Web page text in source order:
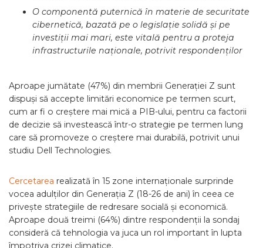
O componentă puternică în materie de securitate
cibernetică, bazată pe o legislație solidă și pe
investiții mai mari, este vitală pentru a proteja
infrastructurile naționale, potrivit respondenților
Aproape jumătate (47%) din membrii Generației Z sunt
dispuși să accepte limitări economice pe termen scurt,
cum ar fi o creștere mai mică a PIB-ului, pentru ca factorii
de decizie să investească într-o strategie pe termen lung
care să promoveze o creștere mai durabilă, potrivit unui
studiu Dell Technologies.
Cercetarea realizată în 15 zone internaționale surprinde
vocea adulților din Generația Z (18-26 de ani) în ceea ce
privește strategiile de redresare socială și economică.
Aproape două treimi (64%) dintre respondenții la sondaj
consideră că tehnologia va juca un rol important în lupta
împotriva crizei climatice.